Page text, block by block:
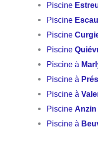
Piscine
Piscine
Piscine
Piscine
Piscine à
Piscine à
Piscine à
PiscineAnzin
Piscine à